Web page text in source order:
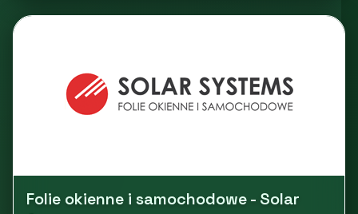
Folie okienne i samochodowe - Solar